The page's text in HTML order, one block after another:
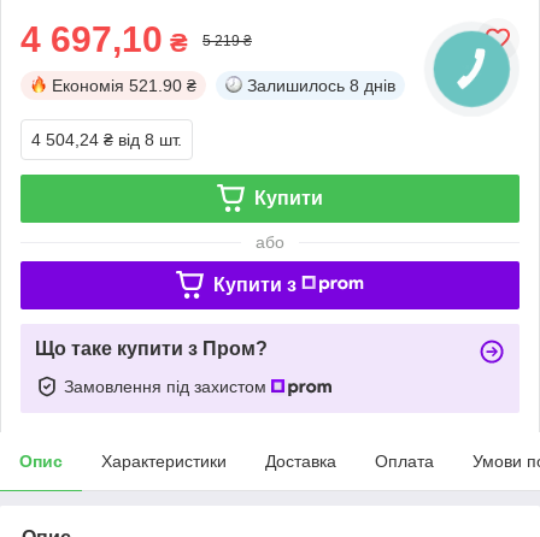
4 697,10 ₴ 5 219 ₴
Економія 521.90 ₴ Залишилось 8 днів
4 504,24 ₴ від 8 шт.
Купити
або
Купити з
Що таке купити з Пром?
Замовлення під захистом
Опис Характеристики Доставка Оплата Умови